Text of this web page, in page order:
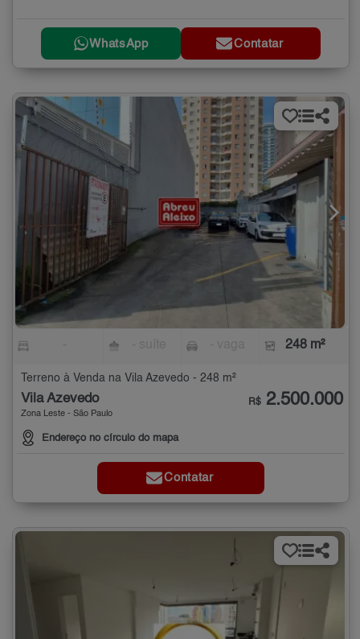
WhatsApp Contatar
248 m²
Terreno à Venda na Vila Azevedo - 248 m²
Vila Azevedo
Zona Leste - São Paulo
Endereço no círculo do mapa
R$ 2.500.000
Contatar